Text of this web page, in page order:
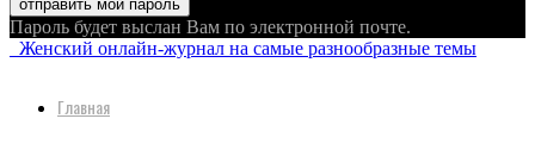
Пароль будет выслан Вам по электронной почте.
Женский онлайн-журнал на самые разнообразные темы
Главная